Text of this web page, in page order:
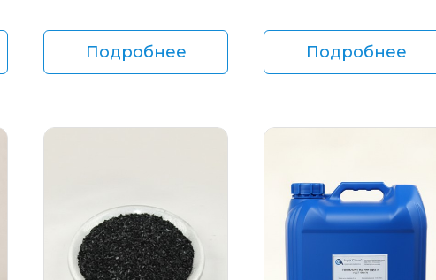
Подробнее Подробнее